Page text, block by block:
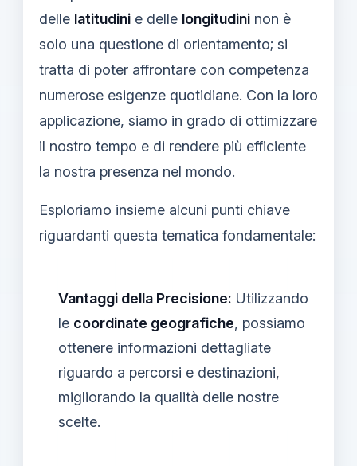
delle latitudini e delle longitudini non è
solo una questione di orientamento; si
tratta di poter affrontare con competenza
numerose esigenze quotidiane. Con la loro
applicazione, siamo in grado di ottimizzare
il nostro tempo e di rendere più efficiente
la nostra presenza nel mondo.
Esploriamo insieme alcuni punti chiave
riguardanti questa tematica fondamentale:
Vantaggi della Precisione: Utilizzando
le coordinate geografiche, possiamo
ottenere informazioni dettagliate
riguardo a percorsi e destinazioni,
migliorando la qualità delle nostre
scelte.